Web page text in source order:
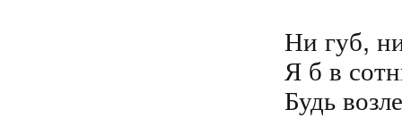
Ни губ,
Я б в
Будь